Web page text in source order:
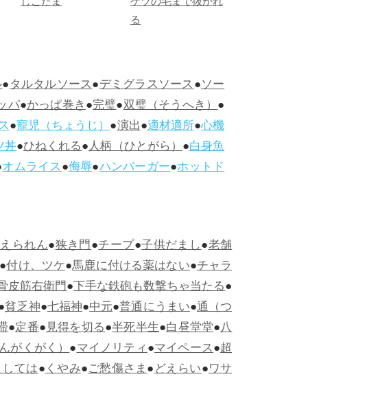
る
●タルタルソース●デミグラスソース●ソー
パ●かっぱ巻き●完璧●双璧（そうへき）●
●寵児（ちょうじ）●演出●適材適所●心機
丼●ひねくれる●人柄（ひとがら）●白身魚
オムライス●侮辱●ハンバーガー●ホットド
られん●狭き門●チープ●子供だまし●老舗
●付け、ツケ●馬鹿に付ける薬はない●チャラ
皮筋右衛門●下手な鉄砲も数撃ちゃ当たる●
貧乏神●七福神●中元●普通にうまい●通（つ
●定番●見得を切る●半死半生●白昼堂堂●八
がくがく）●マイノリティ●マイペース●超
ては●くやみ●ご愁傷さま●どえらい●ワサ